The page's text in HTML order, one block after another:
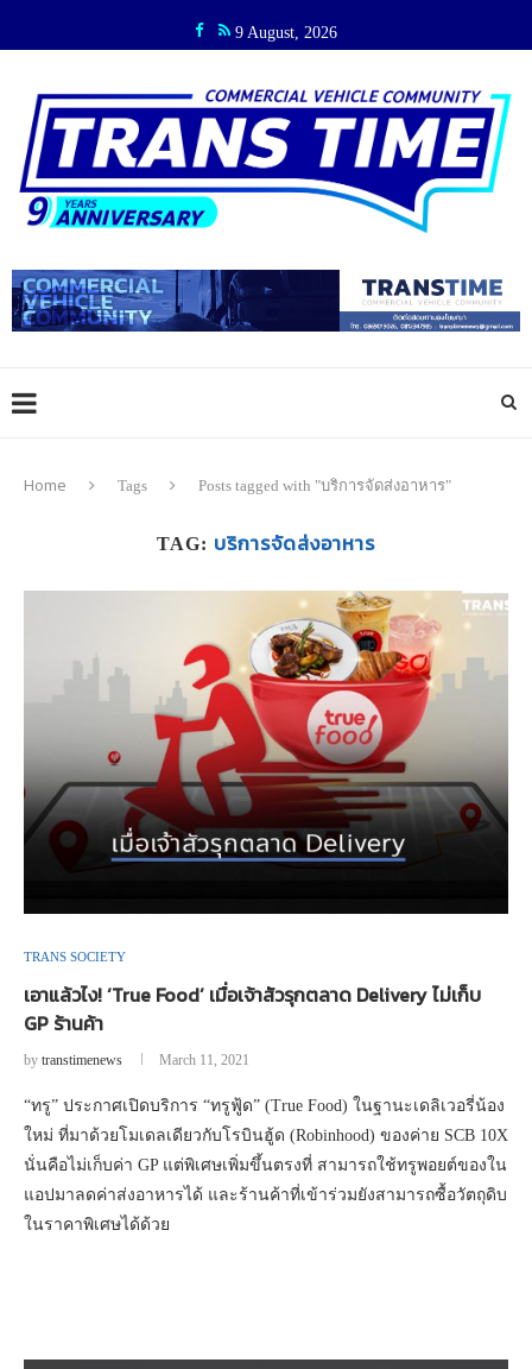
9 August, 2026
Home Tags Posts tagged with "บริการจัดส่งอาหาร"
TAG: บริการจัดส่งอาหาร
TRANS SOCIETY
เอาแล้วไง! ‘True Food’ เมื่อเจ้าสัวรุกตลาด Delivery ไม่เก็บ
GP ร้านค้า
by transtimenews March 11, 2021
“ทรู” ประกาศเปิดบริการ “ทรูฟู้ด” (True Food) ในฐานะเดลิเวอรี่น้อง
ใหม่ ที่มาด้วยโมเดลเดียวกับโรบินฮู้ด (Robinhood) ของค่าย SCB 10X
นั่นคือไม่เก็บค่า GP แต่พิเศษเพิ่มขึ้นตรงที่ สามารถใช้ทรูพอยต์ของใน
แอปมาลดค่าส่งอาหารได้ และร้านค้าที่เข้าร่วมยังสามารถซื้อวัตถุดิบ
ในราคาพิเศษได้ด้วย